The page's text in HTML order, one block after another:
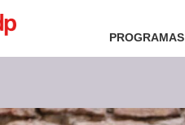
PROGRAMAS